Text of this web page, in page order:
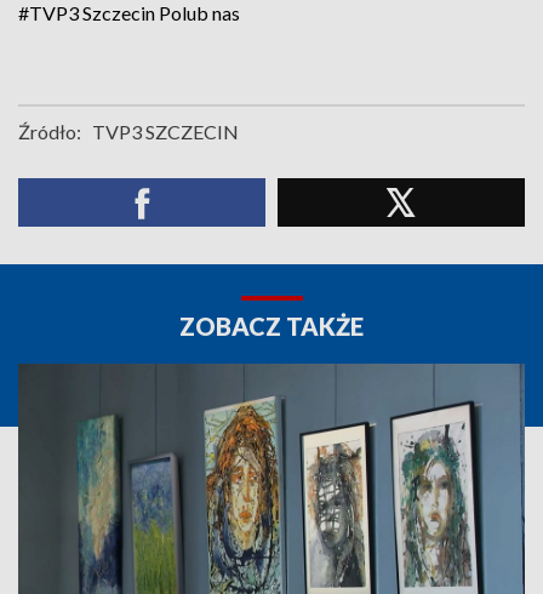
#TVP3 Szczecin Polub nas
Źródło: TVP3 SZCZECIN
ZOBACZ TAKŻE